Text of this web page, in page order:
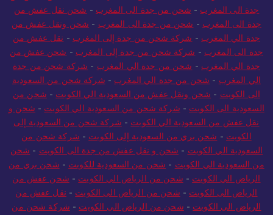
جدة الى المغرب - شحن من جدة الى المغرب - شحن نقل عفش من
جدة الى المغرب - شحن من جدة الى المغرب - شحن ونقل عفش من
جدة الي المغرب - شركة شحن من جدة إلى المغرب - نقل عفش من
جدة الى المغرب - شركة شحن من جدة إلى المغرب - شحن عفش من
جدة الي المغرب - شحن من جدة الي المغرب - شركة شحن من جدة
الي المغرب - شحن من جدة الي المغرب - شركة شحن من السعودية
الى الكويت - شحن ونقل عفش من السعودية الي الكويت - شحن من
السعودية الى الكويت - شركة شحن من السعودية الي الكويت - شحن و
نقل عفش من السعودية الي الكويت - شركة شحن من السعودية إلى
الكويت - شحن بري من السعودية إلى الكويت - شركة شحن من
السعودية الي الكويت - شحن و نقل عفش من جدة الى الكويت - شحن
من السعودية الي الكويت - شحن من السعودية للكويت - شحن بري من
الرياض الي الكويت - شحن من الرياض الي الكويت - شحن عفش من
الرياض الى الكويت - شحن من الرياض الى الكويت - نقل عفش من
الرياض الى الكويت - شحن من الرياض الى الكويت - شركة شحن من